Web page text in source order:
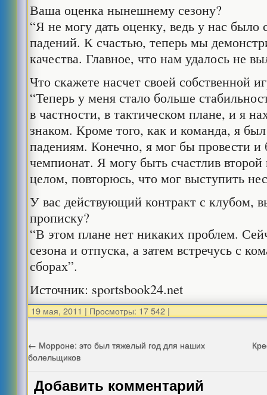
Ваша оценка нынешнему сезону?
“Я не могу дать оценку, ведь у нас
падений. К счастью, теперь мы
качества. Главное, что нам удалось не
Что скажете насчет своей собственной
“Теперь у меня стало больше
в частности, в тактическом плане, и я
знаком. Кроме того, как и команда, я
падениям. Конечно, я мог бы провести и
чемпионат. Я могу быть счастлив
целом, повторюсь, что мог выступить
У вас действующий контракт с клубом,
прописку?
“В этом плане нет никаких проблем.
сезона и отпуска, а затем встречусь с
сборах”.
Источник: sportsbook24.net
19 мая, 2011 | Просмотры: 17 542 |
← Морроне: это был тяжелый год для наших
болельщиков
Добавить комментарий